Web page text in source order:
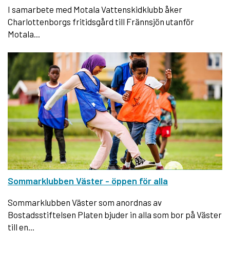
I samarbete med Motala Vattenskidklubb åker
Charlottenborgs fritidsgård till Frännsjön utanför
Motala...
Sommarklubben Väster - öppen för alla
Sommarklubben Väster som anordnas av
Bostadsstiftelsen Platen bjuder in alla som bor på Väster
till en...